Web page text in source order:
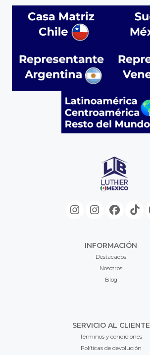
INFORMACIÓN
Destacados
Nosotros
Blog
SERVICIO AL CLIENTE
Términos y condiciones
Políticas de devolución